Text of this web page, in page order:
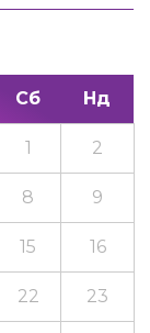
Сб Нд
1 2
8 9
15 16
22 23